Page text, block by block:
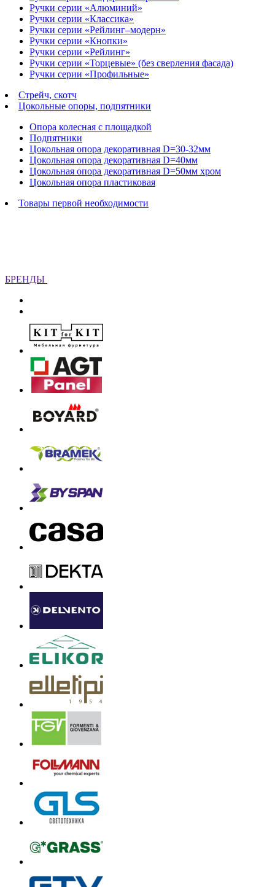
Ручки серии «Алюминий»
Ручки серии «Классика»
Ручки серии «Рейлинг–модерн»
Ручки серии «Кнопки»
Ручки серии «Рейлинг»
Ручки серии «Торцевые» (без сверления фасада)
Ручки серии «Профильные»
Стрейч, скотч
Цокольные опоры, подпятники
Опора колесная с площадкой
Подпятники
Цокольная опора декоративная D=30-32мм
Цокольная опора декоративная D=40мм
Цокольная опора декоративная D=50мм хром
Цокольная опора пластиковая
Товары первой необходимости
БРЕНДЫ